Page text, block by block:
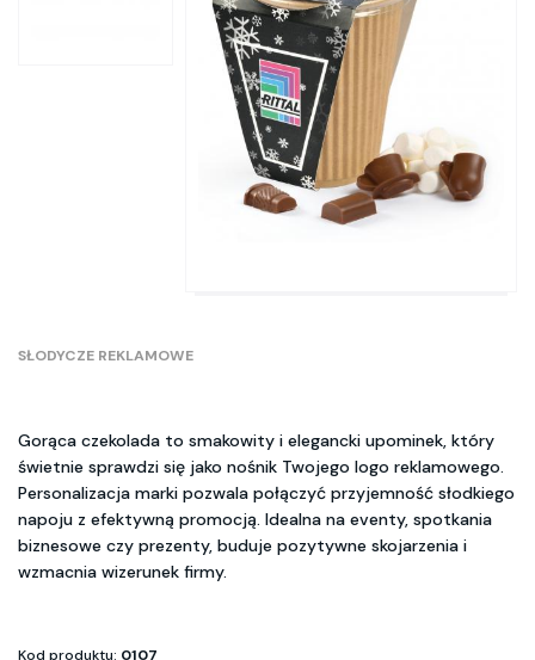
SŁODYCZE REKLAMOWE
Gorąca czekolada to smakowity i elegancki upominek, który
świetnie sprawdzi się jako nośnik Twojego logo reklamowego.
Personalizacja marki pozwala połączyć przyjemność słodkiego
napoju z efektywną promocją. Idealna na eventy, spotkania
biznesowe czy prezenty, buduje pozytywne skojarzenia i
wzmacnia wizerunek firmy.
Kod produktu: 0107